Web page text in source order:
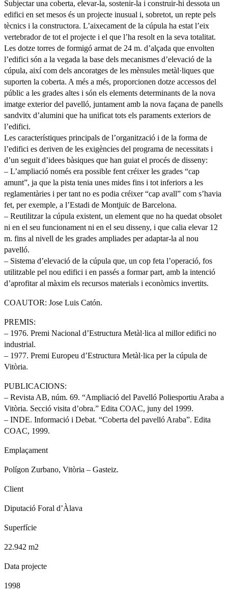
Subjectar una coberta, elevar-la, sostenir-la i construir-hi dessota un
edifici en set mesos és un projecte inusual i, sobretot, un repte pels
tècnics i la constructora. L’aixecament de la cúpula ha estat l’eix
vertebrador de tot el projecte i el que l’ha resolt en la seva totalitat.
Les dotze torres de formigó armat de 24 m. d’alçada que envolten
l’edifici són a la vegada la base dels mecanismes d’elevació de la
cúpula, així com dels ancoratges de les mènsules metàl·liques que
suporten la coberta. A més a més, proporcionen dotze accessos del
públic a les grades altes i són els elements determinants de la nova
imatge exterior del pavelló, juntament amb la nova façana de panells
sandvitx d’alumini que ha unificat tots els paraments exteriors de
l’edifici.
Les característiques principals de l’organització i de la forma de
l’edifici es deriven de les exigències del programa de necessitats i
d’un seguit d’idees bàsiques que han guiat el procés de disseny:
– L’ampliació només era possible fent créixer les grades “cap
amunt”, ja que la pista tenia unes mides fins i tot inferiors a les
reglamentàries i per tant no es podia créixer “cap avall” com s’havia
fet, per exemple, a l’Estadi de Montjuïc de Barcelona.
– Reutilitzar la cúpula existent, un element que no ha quedat obsolet
ni en el seu funcionament ni en el seu disseny, i que calia elevar 12
m. fins al nivell de les grades ampliades per adaptar-la al nou
pavelló.
– Sistema d’elevació de la cúpula que, un cop feta l’operació, fos
utilitzable pel nou edifici i en passés a formar part, amb la intenció
d’aprofitar al màxim els recursos materials i econòmics invertits.
COAUTOR: Jose Luis Catón.
PREMIS:
– 1976. Premi Nacional d’Estructura Metàl·lica al millor edifici no
industrial.
– 1977. Premi Europeu d’Estructura Metàl·lica per la cúpula de
Vitòria.
PUBLICACIONS:
– Revista AB, núm. 69. “Ampliació del Pavelló Poliesportiu Araba a
Vitòria. Secció visita d’obra.” Edita COAC, juny del 1999.
– INDE. Informació i Debat. “Coberta del pavelló Araba”. Edita
COAC, 1999.
Emplaçament
Polígon Zurbano, Vitòria – Gasteiz.
Client
Diputació Foral d’Àlava
Superfície
22.942 m2
Data projecte
1998